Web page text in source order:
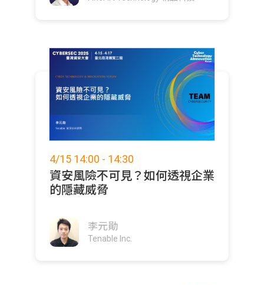
4/15 14:00 - 14:30
資安風險不可見？如何透視企業
的隱藏威脅
李元勛
Tenable Inc.